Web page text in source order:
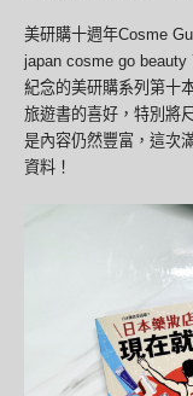
美研購十週年Cosme
japan cosme go
紀念的美研購系列第十
旅遊書的喜好，特別將
是內容仍然豐富，這次
資料！